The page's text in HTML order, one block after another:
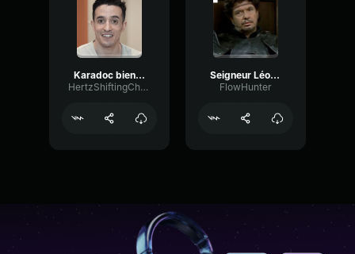
Karadoc bien manger cest important
HertzShiftingChorus16366
Seigneur Léodagan, un p'tit mot
FlowHunter